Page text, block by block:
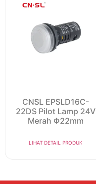
CNSL EPSLD16C-
22DS Pilot Lamp 24V
Merah Φ22mm
LIHAT DETAIL PRODUK